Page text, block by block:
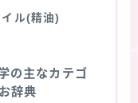
ル(精油)
の主なカテゴ
辞典